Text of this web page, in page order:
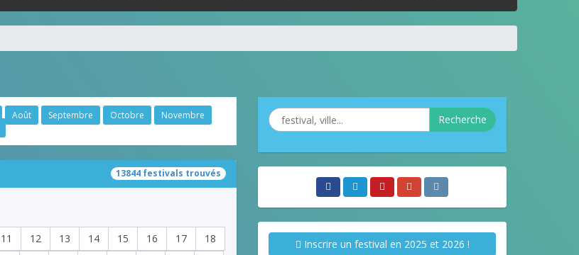
Août Septembre Octobre
Novembre
13844 festivals trouvés
11 12 13 14 15 16 17
18
Recherche
Inscrire un festival en 2025 et 2026 !